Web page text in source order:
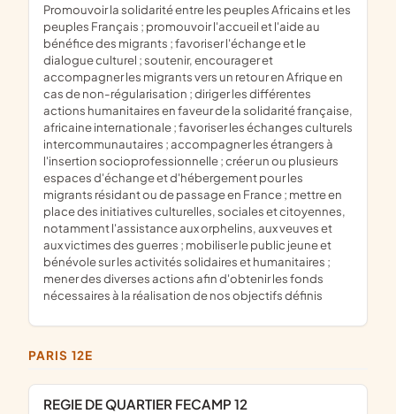
promouvoir la solidarité entre les peuples Africains et les
peuples Français ; promouvoir l'accueil et l'aide au
bénéfice des migrants ; favoriser l'échange et le
dialogue culturel ; soutenir, encourager et
accompagner les migrants vers un retour en Afrique en
cas de non-régularisation ; diriger les différentes
actions humanitaires en faveur de la solidarité française,
africaine internationale ; favoriser les échanges culturels
intercommunautaires ; accompagner les étrangers à
l'insertion socioprofessionnelle ; créer un ou plusieurs
espaces d'échange et d'hébergement pour les
migrants résidant ou de passage en France ; mettre en
place des initiatives culturelles, sociales et citoyennes,
notamment l'assistance aux orphelins, aux veuves et
aux victimes des guerres ; mobiliser le public jeune et
bénévole sur les activités solidaires et humanitaires ;
mener des diverses actions afin d'obtenir les fonds
nécessaires à la réalisation de nos objectifs définis
PARIS 12E
REGIE DE QUARTIER FECAMP 12